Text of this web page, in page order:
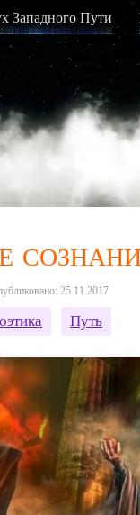
Западного Пути
25.11.2017
Путь